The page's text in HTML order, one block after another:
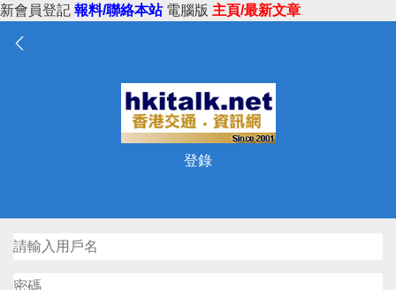
新會員登記 報料/聯絡本站 電腦版 主頁/最新文章
登錄